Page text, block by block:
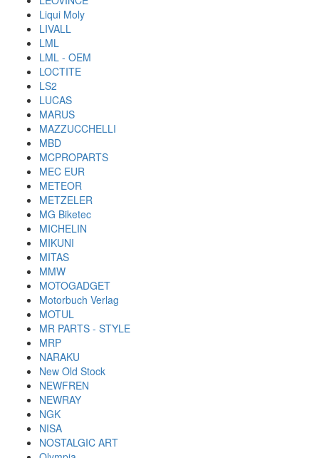
Liqui Moly
LIVALL
LML
LML - OEM
LOCTITE
LS2
LUCAS
MARUS
MAZZUCCHELLI
MBD
MCPROPARTS
MEC EUR
METEOR
METZELER
MG Biketec
MICHELIN
MIKUNI
MITAS
MMW
MOTOGADGET
Motorbuch Verlag
MOTUL
MR PARTS - STYLE
MRP
NARAKU
New Old Stock
NEWFREN
NEWRAY
NGK
NISA
NOSTALGIC ART